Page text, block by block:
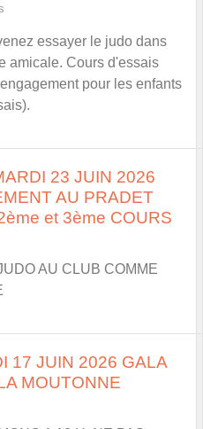
essayer le judo dans
amicale. Cours d'essais
pour les enfants
23 JUIN 2026
AU PRADET
et 3ème COURS
AU CLUB COMME
17 JUIN 2026 GALA
MOUTONNE